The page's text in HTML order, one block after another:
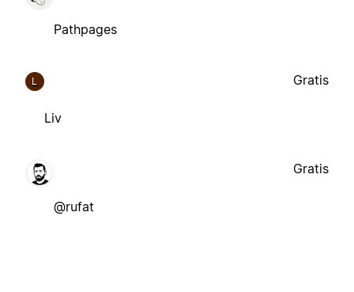
Pathpages
L
Liv
Gratis
@rufat
Gratis